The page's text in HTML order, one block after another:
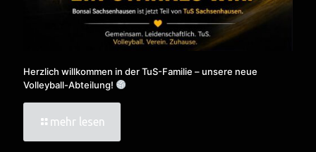
Herzlich willkommen in der TuS-Familie – unsere neue
Volleyball-Abteilung!
mehr lesen